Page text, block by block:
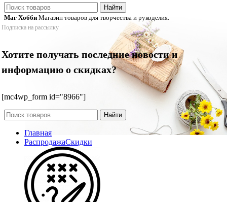
Найти
Маг Хобби Магазин товаров для творчества и рукоделия.
Подписка на рассылку
Хотите получать последние новости и
информацию о скидках?
[mc4wp_form id="8966"]
Найти
Главная
РаспродажаСкидки